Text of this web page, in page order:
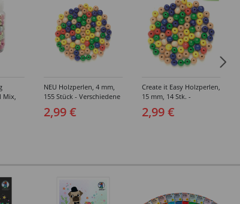
Mix,
NEU Holzperlen, 4 mm,
155 Stück - Verschiedene
Farben & Sortierungen
2,99 €
Create it Easy Holzperlen,
15 mm, 14 Stk. -
Verschiedene Farben &
Sortierungen
2,99 €